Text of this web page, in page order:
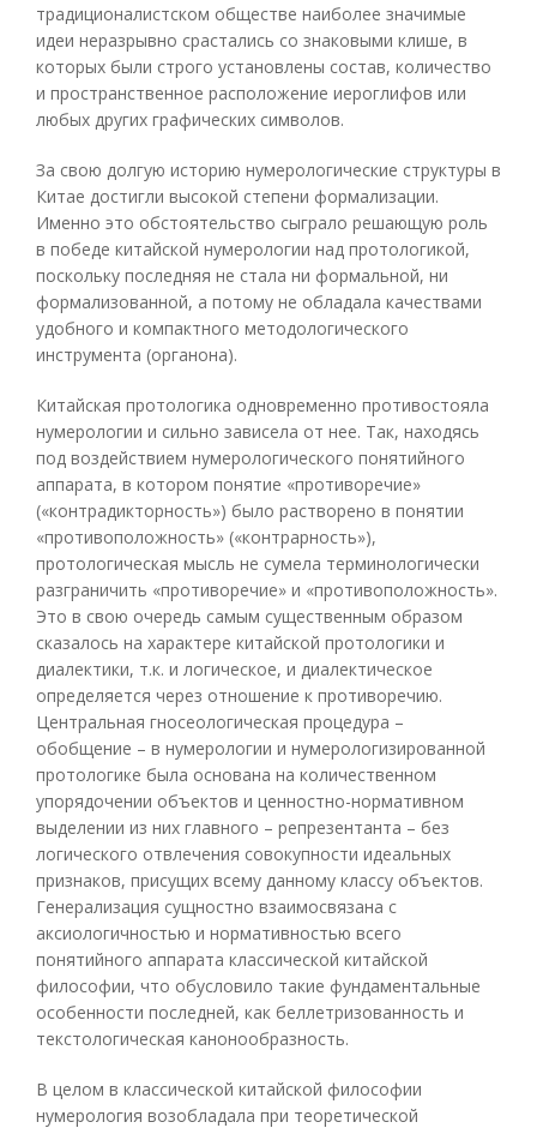
традиционалистском обществе наиболее значимые
идеи неразрывно срастались со знаковыми клише, в
которых были строго установлены состав, количество
и пространственное расположение иероглифов или
любых других графических символов.
За свою долгую историю нумерологические структуры в
Китае достигли высокой степени формализации.
Именно это обстоятельство сыграло решающую роль
в победе китайской нумерологии над протологикой,
поскольку последняя не стала ни формальной, ни
формализованной, а потому не обладала качествами
удобного и компактного методологического
инструмента (органона).
Китайская протологика одновременно противостояла
нумерологии и сильно зависела от нее. Так, находясь
под воздействием нумерологического понятийного
аппарата, в котором понятие «противоречие»
(«контрадикторность») было растворено в понятии
«противоположность» («контрарность»),
протологическая мысль не сумела терминологически
разграничить «противоречие» и «противоположность».
Это в свою очередь самым существенным образом
сказалось на характере китайской протологики и
диалектики, т.к. и логическое, и диалектическое
определяется через отношение к противоречию.
Центральная гносеологическая процедура –
обобщение – в нумерологии и нумерологизированной
протологике была основана на количественном
упорядочении объектов и ценностно-нормативном
выделении из них главного – репрезентанта – без
логического отвлечения совокупности идеальных
признаков, присущих всему данному классу объектов.
Генерализация сущностно взаимосвязана с
аксиологичностью и нормативностью всего
понятийного аппарата классической китайской
философии, что обусловило такие фундаментальные
особенности последней, как беллетризованность и
текстологическая канонообразность.
В целом в классической китайской философии
нумерология возобладала при теоретической